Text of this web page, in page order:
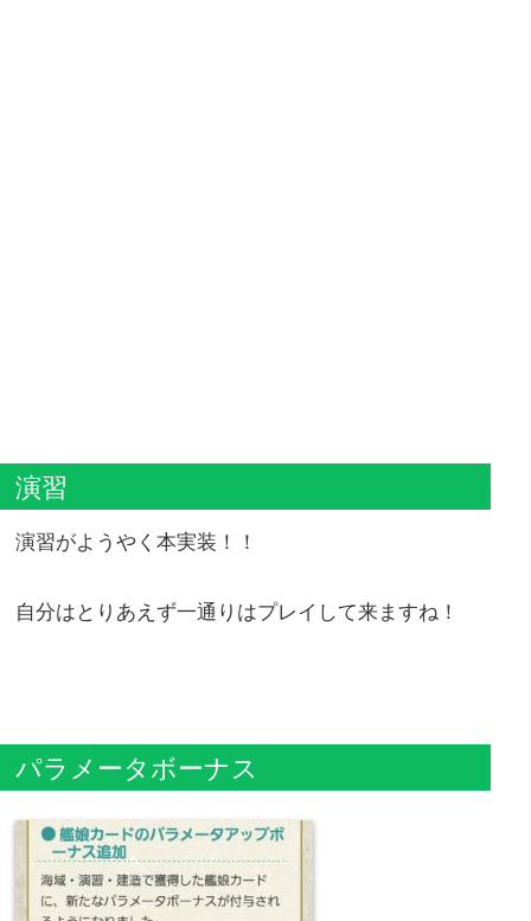
演習
演習がようやく本実装！！
自分はとりあえず一通りはプレイして来ますね！
パラメータボーナス